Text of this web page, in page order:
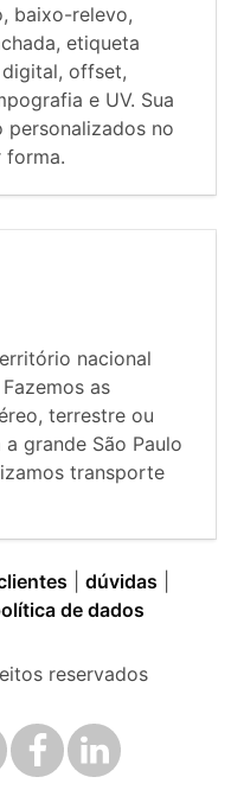
baixo-relevo,
etiqueta
digital, offset,
e UV. Sua
personalizados no
forma.
nacional
as
terrestre ou
grande São Paulo
transporte
dúvidas
de dados
reservados